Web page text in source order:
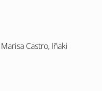
Castro, Iñaki